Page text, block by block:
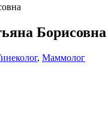
Борисовна
, Маммолог